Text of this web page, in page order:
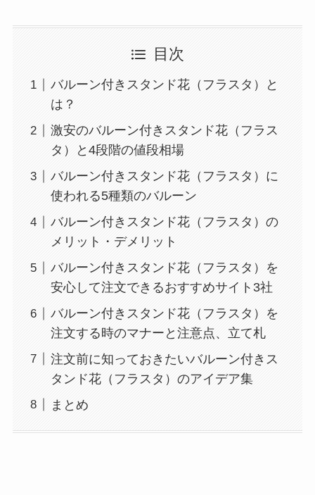
目次
バルーン付きスタンド花（フラスタ）と
は？
激安のバルーン付きスタンド花（フラス
タ）と4段階の値段相場
バルーン付きスタンド花（フラスタ）に
使われる5種類のバルーン
バルーン付きスタンド花（フラスタ）の
メリット・デメリット
バルーン付きスタンド花（フラスタ）を
安心して注文できるおすすめサイト3社
バルーン付きスタンド花（フラスタ）を
注文する時のマナーと注意点、立て札
注文前に知っておきたいバルーン付きス
タンド花（フラスタ）のアイデア集
まとめ